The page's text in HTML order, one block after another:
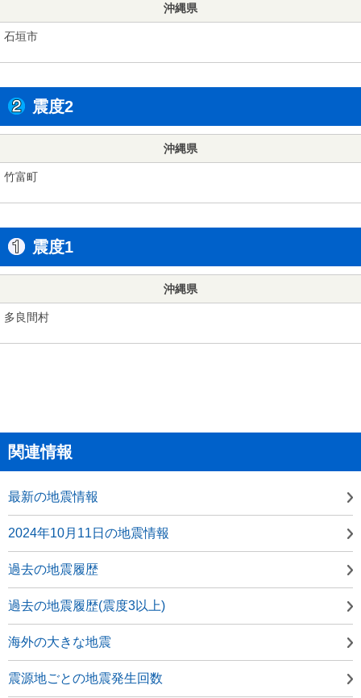
沖縄県
石垣市
震度2
沖縄県
竹富町
震度1
沖縄県
多良間村
関連情報
最新の地震情報
2024年10月11日の地震情報
過去の地震履歴
過去の地震履歴(震度3以上)
海外の大きな地震
震源地ごとの地震発生回数